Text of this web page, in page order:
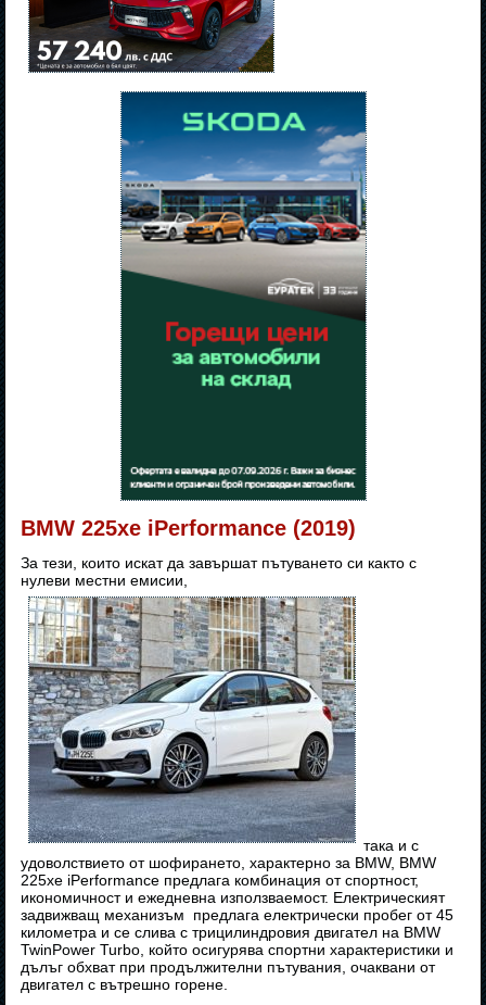
BMW 225xe iPerformance (2019)
За тези, които искат да завършат пътуването си както с
нулеви местни емисии,
така и с
удоволствието от шофирането, характерно за BMW, BMW
225xe iPerformance предлага комбинация от спортност,
икономичност и ежедневна използваемост. Електрическият
задвижващ механизъм предлага електрически пробег от 45
километра и се слива с трицилиндровия двигател на BMW
TwinPower Turbo, който осигурява спортни характеристики и
дълъг обхват при продължителни пътувания, очаквани от
двигател с вътрешно горене.